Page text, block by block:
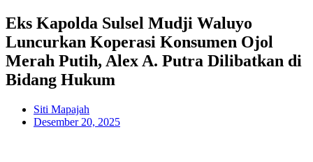
Eks Kapolda Sulsel Mudji Waluyo
Luncurkan Koperasi Konsumen Ojol
Merah Putih, Alex A. Putra Dilibatkan di
Bidang Hukum
Siti Mapajah
Desember 20, 2025